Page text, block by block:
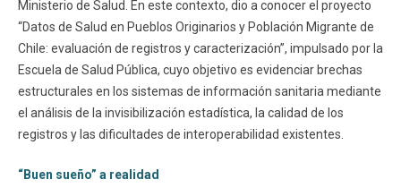
Ministerio de Salud. En este contexto, dio a conocer el proyecto
“Datos de Salud en Pueblos Originarios y Población Migrante de
Chile: evaluación de registros y caracterización”, impulsado por la
Escuela de Salud Pública, cuyo objetivo es evidenciar brechas
estructurales en los sistemas de información sanitaria mediante
el análisis de la invisibilización estadística, la calidad de los
registros y las dificultades de interoperabilidad existentes.
“Buen sueño” a realidad